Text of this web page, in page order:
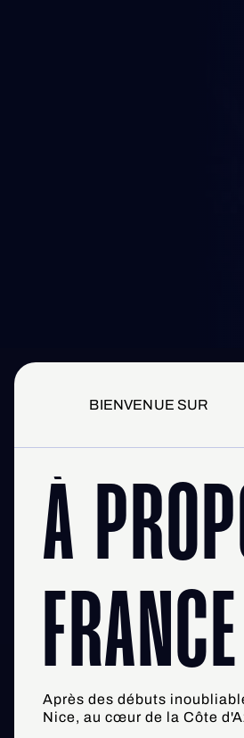
BIENVENUE SUR
À
FRANCE
Après des débuts
Nice, au cœur de la Côte